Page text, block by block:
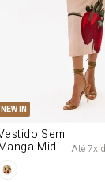
NEW IN
PP M
Sem
Midi
Morango
Até7x